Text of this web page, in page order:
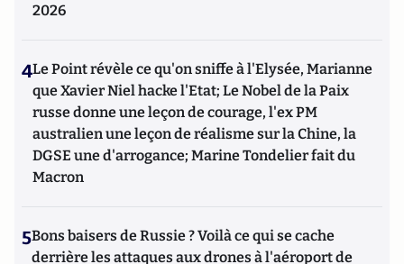
2026
4Le Point révèle ce qu'on sniffe à l'Elysée, Marianne
que Xavier Niel hacke l'Etat; Le Nobel de la Paix
russe donne une leçon de courage, l'ex PM
australien une leçon de réalisme sur la Chine, la
DGSE une d'arrogance; Marine Tondelier fait du
Macron
5Bons baisers de Russie ? Voilà ce qui se cache
derrière les attaques aux drones à l'aéroport de